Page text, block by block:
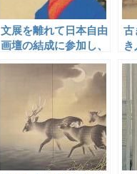
文展を離れて日本自由
画壇の結成に参加し、
女性像を中心に自由な
表現を試みた広田百豊
古
桃